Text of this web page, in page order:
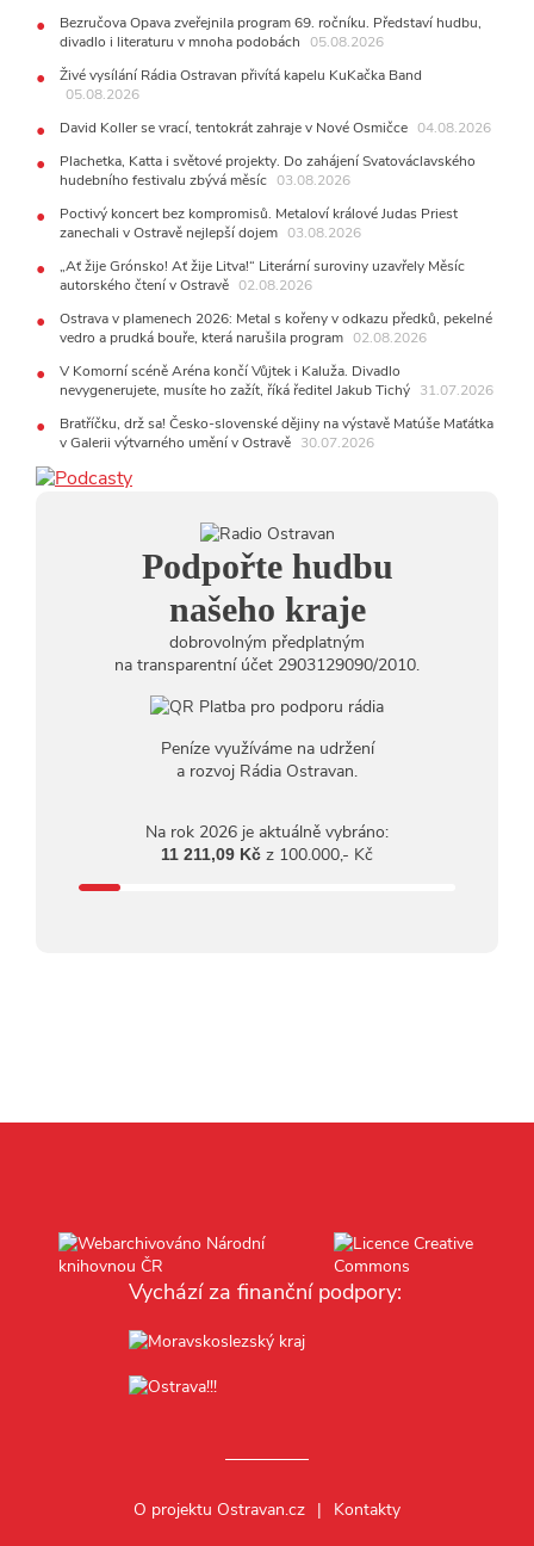
28.07.2026
15:51
Koncert legendárních Judas Priest se blíží. Zbývá
27.07.2026
držitelka Ceny Thálie za celoživotní mistrovství
10:06
Ladná Čeladná nabídne Olympic, Langerovou i
Kirschner, návštěvníci nově zaplatí už jen pomocí čipů
24.07.2026
17:06
Zpěvačka Tanja vydala nové EP Plamen
22.07.2026
10:02
Kapela Midnight v Rádiu Ostravan: Od minulého
roku jsme upgradovali naši show AUDIO
20:09
Na Novou Osmičku míří Bára Zmeková Trio. Výrazná
osobnost české alternativní scény zahraje ve Frýdku-Místku
14:01
Hostem živého vysílání Rádia Ostravan bude herec
Dušan Urban
20.07.2026
18.07.2026
Pimprléto promění areál Divadla loutek Ostrava v
letní centrum umění, tvoření a sousedských setkání
Bezručova Opava zveřejnila program 69. ročníku. Představí hudbu,
divadlo i literaturu v mnoha podobách 05.08.2026
Živé vysílání Rádia Ostravan přivítá kapelu KuKačka Band
05.08.2026
David Koller se vrací, tentokrát zahraje v Nové Osmičce 04.08.2026
Plachetka, Katta i světové projekty. Do zahájení Svatováclavského
hudebního festivalu zbývá měsíc 03.08.2026
Poctivý koncert bez kompromisů. Metaloví králové Judas Priest
zanechali v Ostravě nejlepší dojem 03.08.2026
„Ať žije Grónsko! Ať žije Litva!“ Literární suroviny uzavřely Měsíc
autorského čtení v Ostravě 02.08.2026
Ostrava v plamenech 2026: Metal s kořeny v odkazu předků, pekelné
vedro a prudká bouře, která narušila program 02.08.2026
V Komorní scéně Aréna končí Vůjtek i Kaluža. Divadlo
nevygenerujete, musíte ho zažít, říká ředitel Jakub Tichý 31.07.2026
Bratříčku, drž sa! Česko-slovenské dějiny na výstavě Matúše Maťátka
v Galerii výtvarného umění v Ostravě 30.07.2026
Podpořte hudbu
našeho kraje
dobrovolným předplatným
na transparentní účet 2903129090/2010.
Peníze využíváme na udržení
a rozvoj Rádia Ostravan.
Na rok 2026 je aktuálně vybráno:
11 211,09 Kč z 100.000,- Kč
Vychází za finanční podpory:
O projektu Ostravan.cz Kontakty